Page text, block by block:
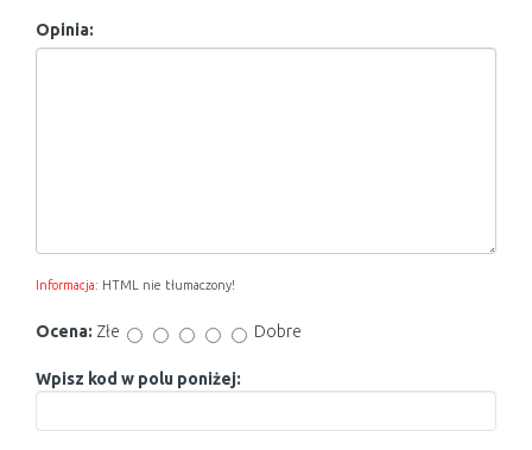
Opinia:
Informacja: HTML nie tłumaczony!
Ocena: Złe Dobre
Wpisz kod w polu poniżej: